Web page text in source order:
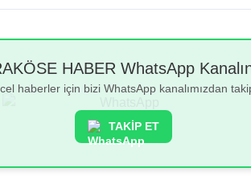
HABER WhatsApp
haberler için bizi WhatsApp kanalımızdan
TAKİP ET